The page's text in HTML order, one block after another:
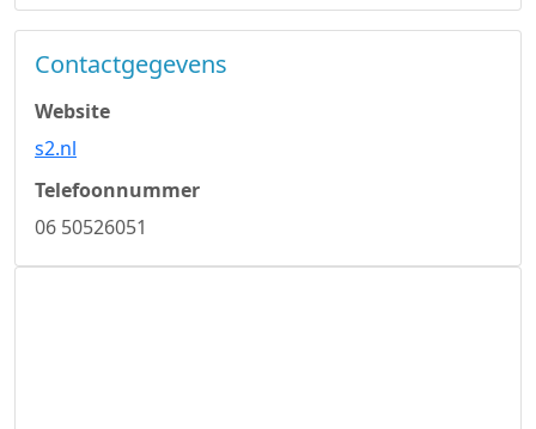
Contactgegevens
Website
s2.nl
Telefoonnummer
06 50526051